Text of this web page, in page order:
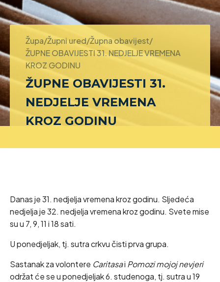
Župa/Župni ured/Župna obavijest/
ŽUPNE OBAVIJESTI 31. NEDJELJE VREMENA
KROZ GODINU
ŽUPNE OBAVIJESTI 31.
NEDJELJE VREMENA
KROZ GODINU
Danas je 31. nedjelja vremena kroz godinu. Sljedeća
nedjelja je 32. nedjelja vremena kroz godinu. Svete mise
su u 7, 9, 11 i 18 sati.
U ponedjeljak, tj. sutra crkvu čisti prva grupa.
Sastanak za volontere Caritasai Pomozi mojoj nevjeri
održat će se u ponedjeljak 6. studenoga, tj. sutra u 19